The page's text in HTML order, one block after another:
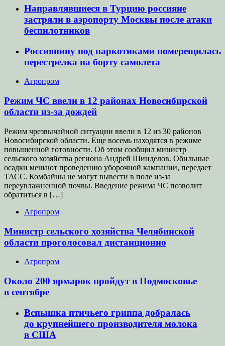
Направлявшиеся в Турцию россияне
застряли в аэропорту Москвы после атаки
беспилотников
Россиянину под наркотиками померещилась
перестрелка на борту самолета
Агропром
Режим ЧС ввели в 12 районах Новосибирской
области из-за дождей
Режим чрезвычайной ситуации ввели в 12 из 30 районов
Новосибирской области. Еще восемь находятся в режиме
повышенной готовности. Об этом сообщил министр
сельского хозяйства региона Андрей Шинделов. Обильные
осадки мешают проведению уборочной кампании, передает
ТАСС. Комбайны не могут вывести в поле из-за
переувлажненной почвы. Введение режима ЧС позволит
обратиться в […]
Агропром
Министр сельского хозяйства Челябинской
области проголосовал дистанционно
Агропром
Около 200 ярмарок пройдут в Подмосковье
в сентябре
Вспышка птичьего гриппа добралась
до крупнейшего производителя молока
в США